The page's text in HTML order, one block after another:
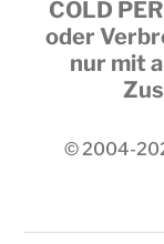
COLD
oder
nur mit
© 2004-